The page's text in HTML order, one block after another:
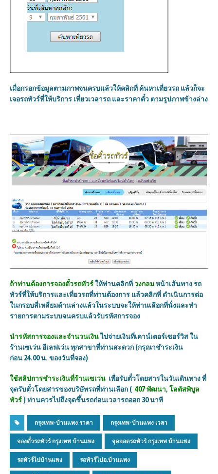
เมื่อกรอกข้อมูลตามภาพจนครบแล้วให้คลิกที่ ค้นหาเที่ยวรถ แล้วก็จะ
เจอรถทัวร์ที่ให้บริการ เที่ยวเวลารถ และราคาตั๋ว ตามรูปภาพข้างล่าง
ถ้าท่านต้องการจองตั๋วรถทัวร์ให้ท่านคลิกที่วงกลมหน้าเส้นทาง รถ
ทัวร์ที่ให้บริการและเที่ยวรถที่ท่านต้องการ แล้วคลิกที่ ดำเนินการต่อ
ในกรอบสี่เหลี่ยมด้านล่างแล้วในระบบจะให้ท่านเลือกที่นั่งและทำ
รายการตามระบบจนครบแล้วรับรหัสการจอง
นำรหัสการจองและจำนวนเงินไปจ่ายเงินที่เคาน์เตอร์เซอร์วิส ใน
ร้านเซเว่น อีเลฟเว่น ทุกสาขาที่ท่านสะดวก (กรุณาชำระเงิน
ก่อน 24.00น. ของวันที่จอง)
ใช้สลิปการชำระเงินที่ร้านเซเว่น เพื่อรับตั๋วโดยสารในวันเดินทางที่
จุดรับตั๋วโดยสารของบริษัทรถที่ท่านเลือก ( 407พัฒนา, โลตัสพิบูล
ทัวร์)ท่านควรไปถึงจุดขึ้นรถก่อนเวลารถออก 30นาที
กรุงเทพ-บ้านแพง ราคา กรุงเทพ-บ้านแพง เวลา
จองตั๋วรถทัวร์ กรุงเทพ บ้านแพง จุดจอดรถทัวร์ กรุงเทพ บ้านแพง
รถทัวร์ไปบ้านแพง รถทัวร์ไปอ.บ้านแพง